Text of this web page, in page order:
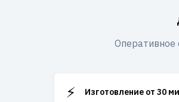
Оперативное
⚡ Изготовление от 30